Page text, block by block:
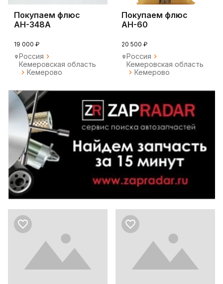
Покупаем флюс
АН-348А
19 000 ₽
Россия
Кемеровская область
Кемерово
Покупаем флюс
АН-60
20 500 ₽
Россия
Кемеровская область
Кемерово